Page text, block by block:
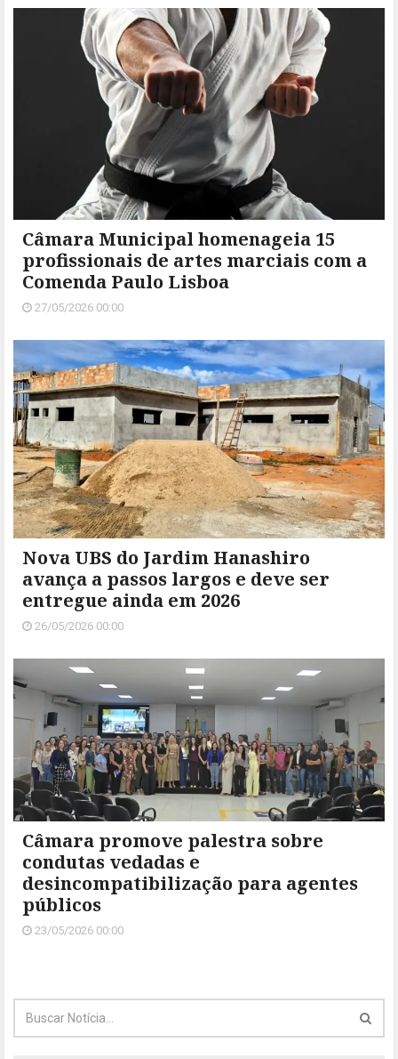
Câmara Municipal homenageia 15
profissionais de artes marciais com a
Comenda Paulo Lisboa
27/05/2026 00:00
Nova UBS do Jardim Hanashiro
avança a passos largos e deve ser
entregue ainda em 2026
26/05/2026 00:00
Câmara promove palestra sobre
condutas vedadas e
desincompatibilização para agentes
públicos
23/05/2026 00:00